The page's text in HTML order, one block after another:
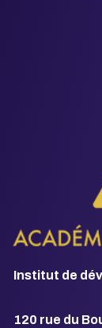
Institut de
120 rue du